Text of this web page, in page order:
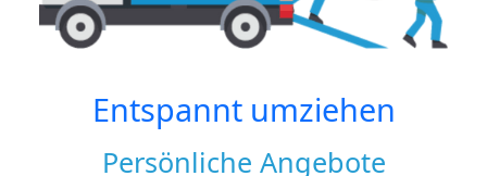
Entspannt umziehen
Persönliche Angebote